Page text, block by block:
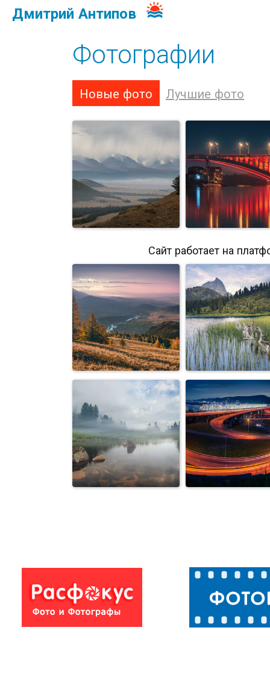
Дмитрий Антипов
Фотографии
Новые фото Лучшие фото
Вид на Северо-
Чуйский хребет в
непогоду
Красным по
синему
Сайт работает на
Чуйская степь в
осенних красках
Вид на пик
перевал
Звездный
мост